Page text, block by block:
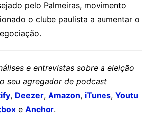
pelo Palmeiras, movimento
o clube paulista a aumentar o
e entrevistas sobre a eleição
seu agregador de podcast
, Deezer, Amazon, iTunes, Youtu
e Anchor.